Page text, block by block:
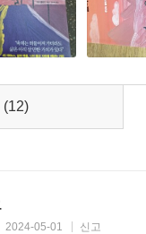
는 무엇인가를 ‘인
말 듯 애태우다 사
가장 확실한 증상이
물을 만나 보기를 바
(12)
2024-05-01 신고